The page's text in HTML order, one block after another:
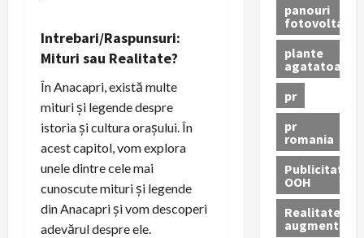
Intrebari/Raspunsuri:
Mituri sau Realitate?
În Anacapri, există multe
mituri și legende despre
istoria și cultura orașului. În
acest capitol, vom explora
unele dintre cele mai
cunoscute mituri și legende
din Anacapri și vom descoperi
adevărul despre ele.
panouri
fotovoltaice
plante
agatatoare
pr
pr
romania
Publicitate
OOH
Realitatea
augmentată